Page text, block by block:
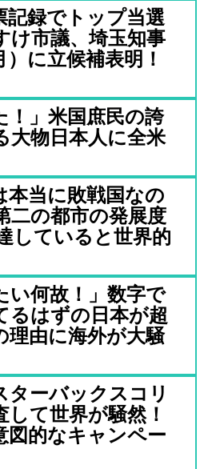
記録でトップ当選
け市議、埼玉知事
に立候補表明！
！」米国庶民の誇
大物日本人に全米
本当に敗戦国なの
二の都市の発展度
していると世界的
い何故！」数字で
るはずの日本が超
理由に海外が大騒
ターバックスコリ
して世界が騒然！
的なキャンペー